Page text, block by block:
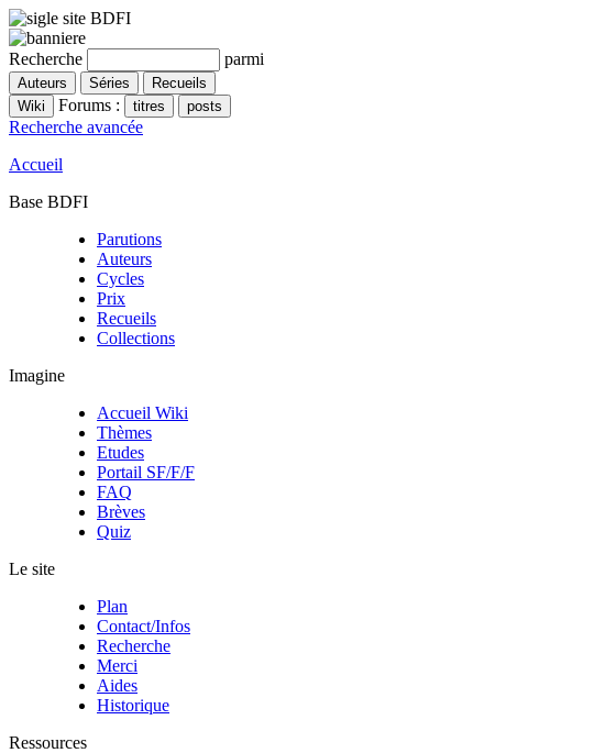
Recherche parmi
Forums :
Recherche avancée
Accueil
Base BDFI
Parutions
Auteurs
Cycles
Prix
Recueils
Collections
Imagine
Accueil Wiki
Thèmes
Etudes
Portail SF/F/F
FAQ
Brèves
Quiz
Le site
Plan
Contact/Infos
Recherche
Merci
Aides
Historique
Ressources